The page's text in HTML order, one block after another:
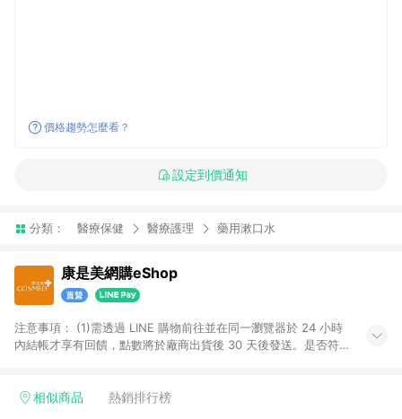
價格趨勢怎麼看？
設定到價通知
分類： 醫療保健 醫療護理 藥用漱口水
康是美網購eShop
注意事項：​ (1)需透過 LINE 購物前往並在同一瀏覽器於 24 小時
內結帳才享有回饋，點數將於廠商出貨後 30 天後發送。​是否符
黃金鑽飾/精品相關/3C數位(含周邊)/家電視聽/運動戶外/母嬰用
相似商品 熱銷排行榜